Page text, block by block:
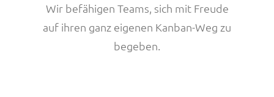
Wir befähigen Teams, sich mit Freude
auf ihren ganz eigenen Kanban-Weg zu
begeben.